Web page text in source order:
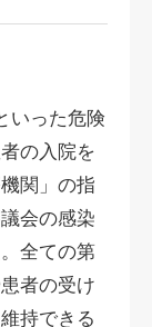
いった危険
の入院を
関」の指
会の感染
全ての第
者の受け
持できる